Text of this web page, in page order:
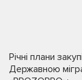
Річні плани
Державною